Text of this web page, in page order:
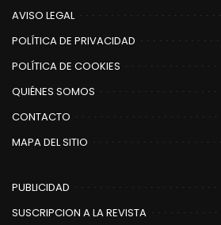
AVISO LEGAL
POLÍTICA DE PRIVACIDAD
POLÍTICA DE COOKIES
QUIÉNES SOMOS
CONTACTO
MAPA DEL SITIO
PUBLICIDAD
SUSCRIPCION A LA REVISTA